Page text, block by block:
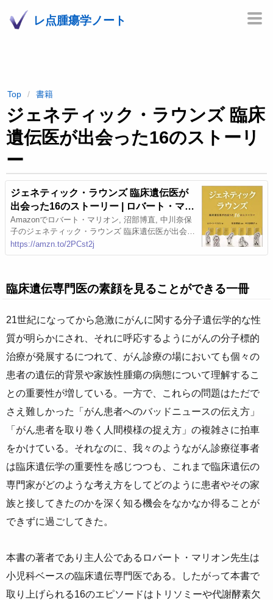
レ点腫瘍学ノート
Top 書籍
ジェネティック・ラウンズ 臨床
遺伝医が出会った16のストーリ
ー
ジェネティック・ラウンズ 臨床遺伝医が
出会った16のストーリー | ロバート・マリ
オン, 沼部博直, 中川奈保子 |本 | 通販 | Am
azon
Amazonでロバート・マリオン, 沼部博直, 中川奈保
子のジェネティック・ラウンズ 臨床遺伝医が出会っ
た16のストーリー。アマゾンならポイント還元本が
多数。ロバート・マリオン, 沼部博直, 中川奈保子作
16のストーリーもアマゾン配送商品なら通常配送無
https://amzn.to/2PCst2j
臨床遺伝専門医の素顔を見ることができる一冊
21世紀になってから急激にがんに関する分子遺伝学的な性
質が明らかにされ、それに呼応するようにがんの分子標的
治療が発展するにつれて、がん診療の場においても個々の
患者の遺伝的背景や家族性腫瘍の病態について理解するこ
との重要性が増している。一方で、これらの問題はただで
さえ難しかった「がん患者へのバッドニュースの伝え方」
「がん患者を取り巻く人間模様の捉え方」の複雑さに拍車
をかけている。それなのに、我々のようながん診療従事者
は臨床遺伝学の重要性を感じつつも、これまで臨床遺伝の
専門家がどのような考え方をしてどのように患者やその家
族と接してきたのかを深く知る機会をなかなか得ることが
できずに過ごしてきた。
本書の著者であり主人公であるロバート・マリオン先生は
小児科ベースの臨床遺伝専門医である。したがって本書で
取り上げられる16のエピソードはトリソミーや代謝酵素欠